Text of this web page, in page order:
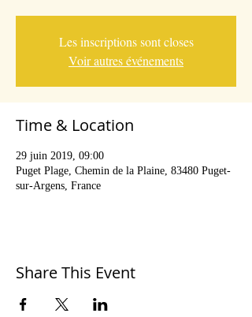
Les inscriptions sont closes
Voir autres événements
Time & Location
29 juin 2019, 09:00
Puget Plage, Chemin de la Plaine, 83480 Puget-
sur-Argens, France
Share This Event